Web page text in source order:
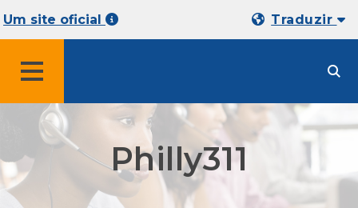
Um site oficial Traduzir
Philly311